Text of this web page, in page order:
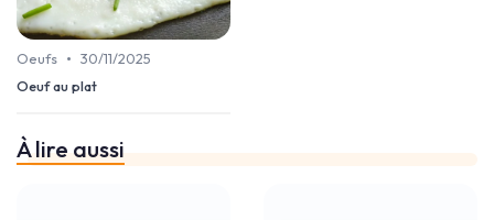
Oeufs • 30/11/2025
Oeuf au plat
À lire aussi